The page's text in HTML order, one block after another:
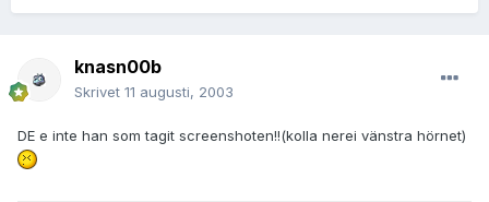
knasn00b
Skrivet 11 augusti, 2003
DE e inte han som tagit screenshoten!!(kolla nerei vänstra hörnet)